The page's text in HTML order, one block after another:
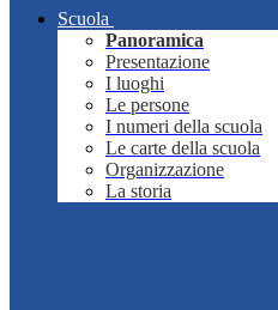
Scuola
Panoramica
Presentazione
I luoghi
Le persone
I numeri della scuola
Le carte della scuola
Organizzazione
La storia